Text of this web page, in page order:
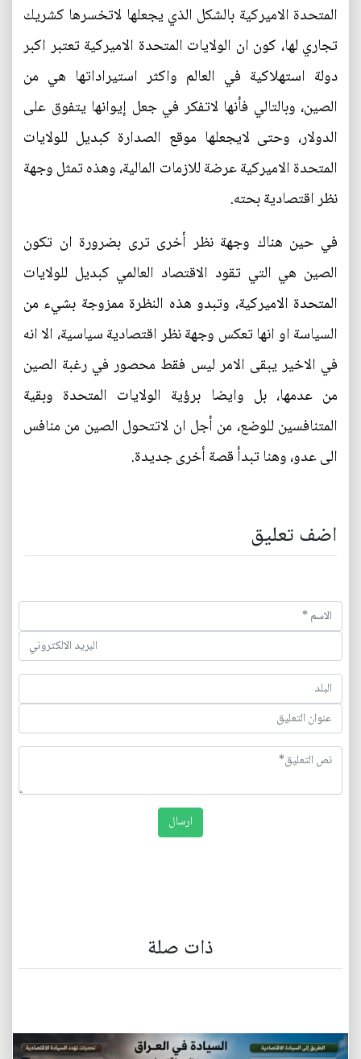
المتحدة الاميركية بالشكل الذي يجعلها لاتخسرها كشريك
تجاري لها، كون ان الولايات المتحدة الاميركية تعتبر اكبر
دولة استهلاكية في العالم واكثر استيراداتها هي من
الصين، وبالتالي فأنها لاتفكر في جعل إيوانها يتفوق على
الدولار، وحتى لايجعلها موقع الصدارة كبديل للولايات
المتحدة الاميركية عرضة للازمات المالية، وهذه تمثل وجهة
نظر اقتصادية بحته.
في حين هناك وجهة نظر أخرى ترى بضرورة ان تكون
الصين هي التي تقود الاقتصاد العالمي كبديل للولايات
المتحدة الاميركية، وتبدو هذه النظرة ممزوجة بشيء من
السياسة او انها تعكس وجهة نظر اقتصادية سياسية، الا انه
في الاخير يبقى الامر ليس فقط محصور في رغبة الصين
من عدمها، بل وايضا برؤية الولايات المتحدة وبقية
المتنافسين للوضع، من أجل ان لاتتحول الصين من منافس
الى عدو، وهنا تبدأ قصة أخرى جديدة.
اضف تعليق
ذات صلة